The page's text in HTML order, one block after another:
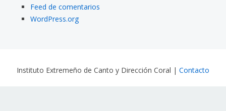
Feed de comentarios
WordPress.org
Instituto Extremeño de Canto y Dirección Coral | Contacto